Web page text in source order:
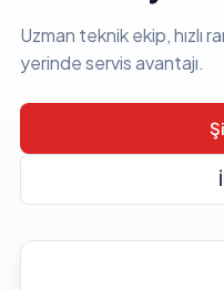
Uzman teknik ekip, hızlı
yerinde servis avantajı.